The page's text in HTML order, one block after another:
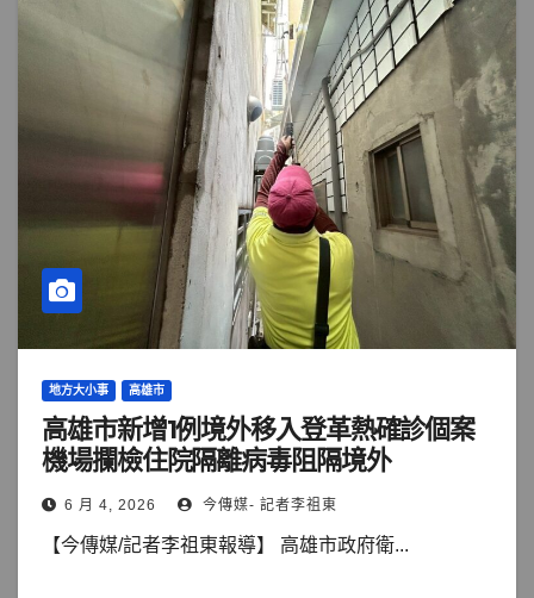
地方大小事 高雄市
高雄市新增1例境外移入登革熱確診個案
機場攔檢住院隔離病毒阻隔境外
6 月 4, 2026 今傳媒- 記者李祖東
【今傳媒/記者李祖東報導】 高雄市政府衛...